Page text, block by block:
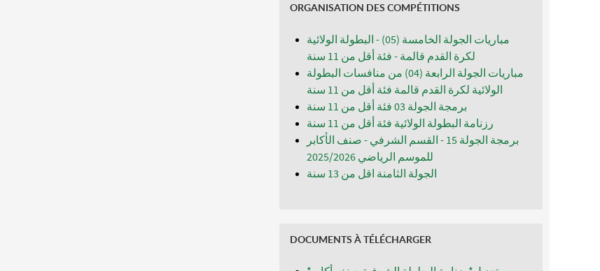
ORGANISATION DES COMPÉTITIONS
مباريات الجولة الخامسة (05) - البطولة الولائية
لكرة القدم قالمة - فئة أقل من 11 سنة
مباريات الجولة الرابعة (04) من منافسات البطولة
الولائية لكرة القدم قالمة فئة أقل من 11 سنة
برمجة الجولة 03 فئة أقل من 11 سنة
رزنامة البطولة الولائية فئة أقل من 11 سنة
برمجة الجولة 15 - القسم الشرفي - صنف الأكابر
للموسم الرياضي 2025/2026
الجولة الثامنة اقل من 13 سنة
DOCUMENTS À TÉLÉCHARGER